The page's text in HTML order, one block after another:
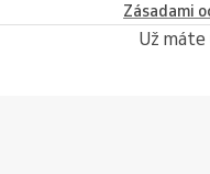
Zásadami
Už